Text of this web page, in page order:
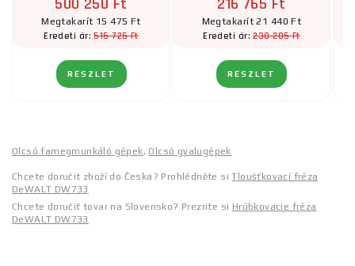
Megtakarít 15 475 Ft
Eredeti ár:515 725 Ft
RÉSZLET
Megtakarít 21 440 Ft
Eredeti ár:238 205 Ft
RÉSZLET
Olcsó famegmunkáló gépek, Olcsó gyalugépek
Chcete doručit zboží do Česka? Prohlédněte siTloušťkovací fréza
DeWALT DW733
Chcete doručiť tovar na Slovensko? Prezrite si Hrúbkovacie fréza
DeWALT DW733